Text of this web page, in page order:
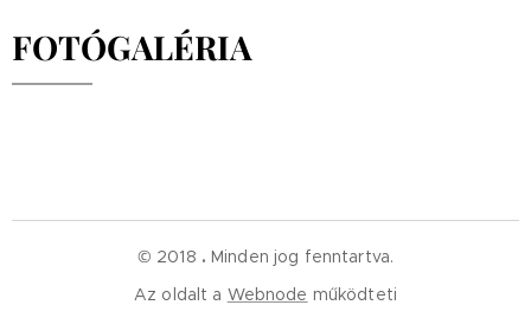
FOTÓGALÉRIA
© 2018 . Minden jog fenntartva.
Az oldalt a Webnode működteti